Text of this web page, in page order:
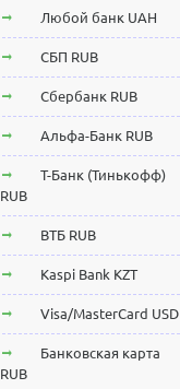
Любой банк UAH
СБП RUB
Сбербанк RUB
Альфа-Банк RUB
Т-Банк (Тинькофф)
RUB
ВТБ RUB
Kaspi Bank KZT
Visa/MasterCard USD
Банковская карта
RUB